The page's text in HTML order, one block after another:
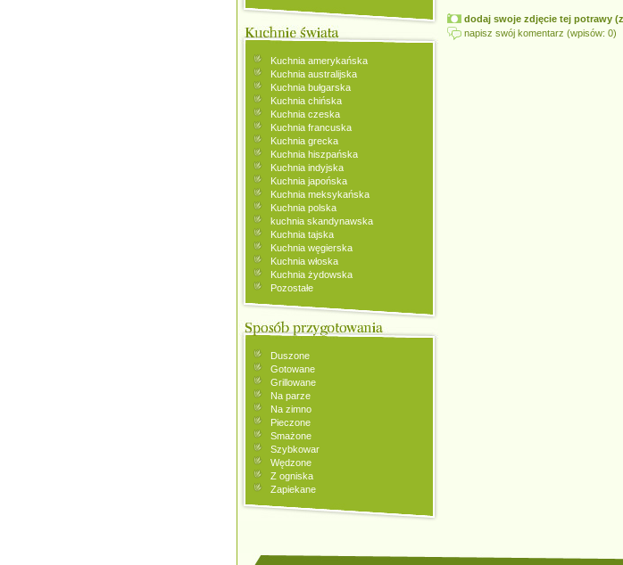
Kuchnia amerykańska
Kuchnia australijska
Kuchnia bułgarska
Kuchnia chińska
Kuchnia czeska
Kuchnia francuska
Kuchnia grecka
Kuchnia hiszpańska
Kuchnia indyjska
Kuchnia japońska
Kuchnia meksykańska
Kuchnia polska
kuchnia skandynawska
Kuchnia tajska
Kuchnia węgierska
Kuchnia włoska
Kuchnia żydowska
Pozostałe
Duszone
Gotowane
Grillowane
Na parze
Na zimno
Pieczone
Smażone
Szybkowar
Wędzone
Z ogniska
Zapiekane
dodaj swoje zdjęcie tej potrawy
napisz swój komentarz (wpisów: 0)